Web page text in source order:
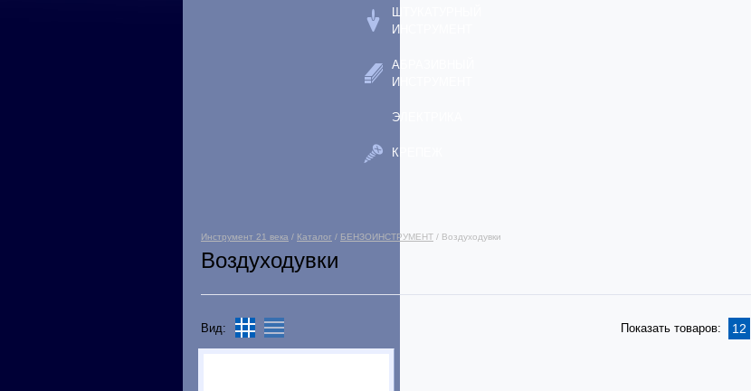
ШТУКАТУРНЫЙ
ИНСТРУМЕНТ
АБРАЗИВНЫЙ
ИНСТРУМЕНТ
ЭЛЕКТРИКА
КРЕПЕЖ
Инструмент 21 века / Каталог / БЕНЗОИНСТРУМЕНТ / Воздуходувки
Воздуходувки
Вид: Показать товаров: 12